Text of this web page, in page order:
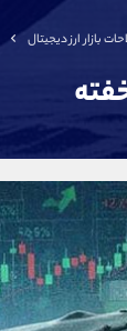
بازار ارز دیجیتال